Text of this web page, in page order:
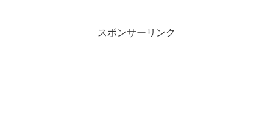
スポンサーリンク